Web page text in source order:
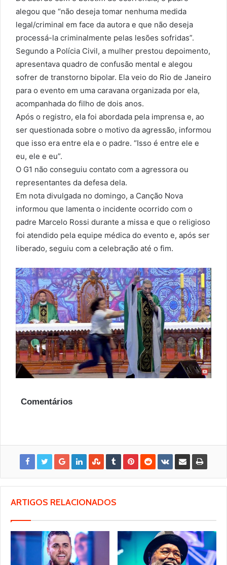
alegou que “não deseja tomar nenhuma medida
legal/criminal em face da autora e que não deseja
processá-la criminalmente pelas lesões sofridas”.
Segundo a Polícia Civil, a mulher prestou depoimento,
apresentava quadro de confusão mental e alegou
sofrer de transtorno bipolar. Ela veio do Rio de Janeiro
para o evento em uma caravana organizada por ela,
acompanhada do filho de dois anos.
Após o registro, ela foi abordada pela imprensa e, ao
ser questionada sobre o motivo da agressão, informou
que isso era entre ela e o padre. “Isso é entre ele e
eu, ele e eu”.
O G1 não conseguiu contato com a agressora ou
representantes da defesa dela.
Em nota divulgada no domingo, a Canção Nova
informou que lamenta o incidente ocorrido com o
padre Marcelo Rossi durante a missa e que o religioso
foi atendido pela equipe médica do evento e, após ser
liberado, seguiu com a celebração até o fim.
Comentários
ARTIGOS RELACIONADOS